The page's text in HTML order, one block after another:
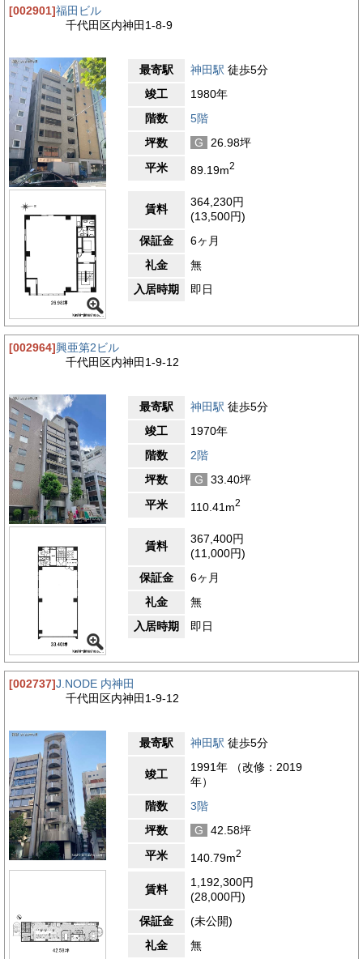
[002901]福田ビル
千代田区内神田1-8-9
最寄駅 神田駅 徒歩5分
竣工
1980年
階数
5階
坪数
G
26.98坪
平米
89.19m2
賃料
364,230円
(13,500円)
保証金
6ヶ月
礼金
無
入居時期
即日
[002964]興亜第2ビル
千代田区内神田1-9-12
最寄駅 神田駅 徒歩5分
竣工
1970年
階数
2階
坪数
G
33.40坪
平米
110.41m2
賃料
367,400円
(11,000円)
保証金
6ヶ月
礼金
無
入居時期
即日
[002737]J.NODE 内神田
千代田区内神田1-9-12
最寄駅 神田駅 徒歩5分
竣工
1991年 （改修：2019
年）
階数
3階
坪数
G
42.58坪
平米
140.79m2
賃料
1,192,300円
(28,000円)
保証金
(未公開)
礼金
無